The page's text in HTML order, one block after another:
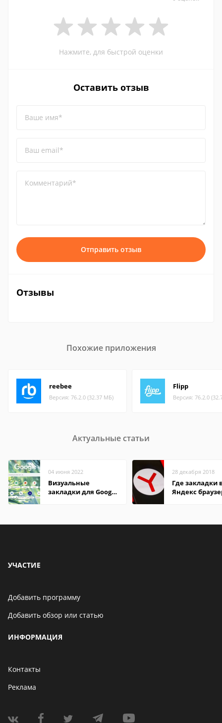
Нажмите, для быстрой оценки
Оставить отзыв
Ваше имя*
Ваш email*
Комментарий*
Отправить отзыв
Отзывы
Похожие приложения
reebee
Версия: 76.2.0 (32.37 МБ)
Flipp
Версия: 76.2.0
Актуальные статьи
04 июня 2022
Визуальные
закладки для Google
28 декабря 2018
Где закладки
Яндекс
УЧАСТИЕ
Добавить программу
Добавить обзор или статью
ИНФОРМАЦИЯ
Контакты
Реклама